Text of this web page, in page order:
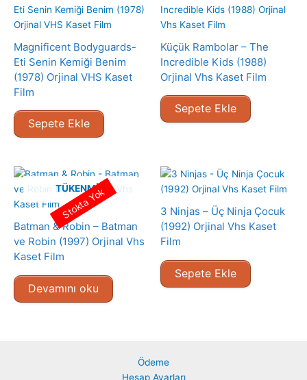
Magnificent Bodyguards-
Eti Senin Kemiği Benim
(1978) Orjinal VHS Kaset
Film
Sepete Ekle
Küçük Rambolar – The
Incredible Kids (1988)
Orjinal Vhs Kaset Film
Sepete Ekle
TÜKENMIŞ
Batman & Robin – Batman
ve Robin (1997) Orjinal Vhs
Kaset Film
Devamını oku
Stokta Yok
3 Ninjas – Üç Ninja Çocuk
(1992) Orjinal Vhs Kaset
Film
Sepete Ekle
Ödeme
Hesap Ayarları